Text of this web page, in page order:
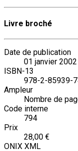
Livre broché
Date de publication
01 janvier 2002
ISBN-13
978-2-85939-
Ampleur
Nombre de
Code interne
794
Prix
28,00 €
ONIX XML